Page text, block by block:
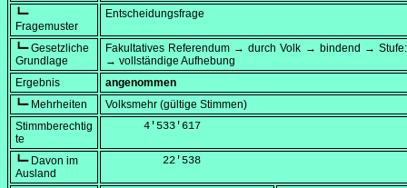
┗━
Fragemuster
Entscheidungsfrage
┗━ Gesetzliche
Grundlage
Fakultatives Referendum → durch Volk → bindend →
→ vollständige Aufhebung
Ergebnis
angenommen
┗━ Mehrheiten
Volksmehr (gültige Stimmen)
Stimmberechtig
te
      4'533'617
┗━ Davon im
Ausland
         22'538